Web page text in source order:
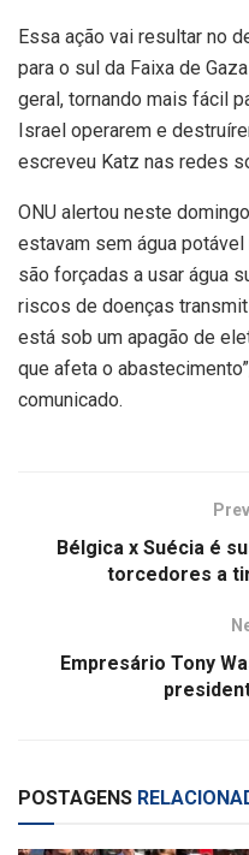
Essa ação vai resultar no
para o sul da Faixa de
geral, tornando mais fácil
Israel operarem e
escreveu Katz nas redes
ONU alertou neste
estavam sem água
são forçadas a usar água
riscos de doenças
está sob um apagão de
que afeta o
comunicado.
Bélgica x Suécia é
torcedores a
Empresário Tony
POSTAGENS